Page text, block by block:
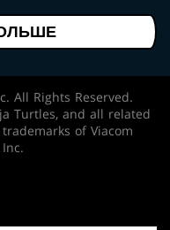
All Rights Reserved.
Turtles, and all related
of Viacom